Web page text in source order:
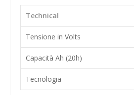
Technical
Tensione in Volts
Capacità Ah (20h)
Tecnologia